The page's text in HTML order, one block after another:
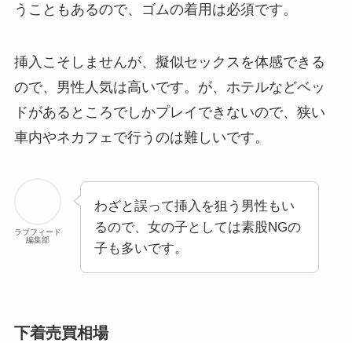
うこともあるので、ゴムの着用は必須です。
挿入こそしませんが、擬似セックスを体感できる
ので、男性人気は高いです。が、ホテルなどベッ
ドがあるところでしかプレイできないので、狭い
車内やネカフェで行うのは難しいです。
ラブフィード
編集部
わざと誤って挿入を狙う男性もい
るので、女の子としては素股NGの
子も多いです。
下着売買相場